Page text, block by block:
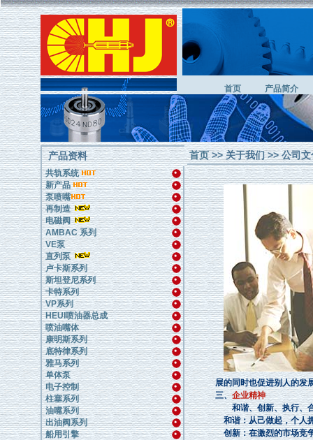
首页 产品简介
产品资料
共轨系统
新产品
泵喷嘴
再制造
电磁阀
AMBAC 系列
VE泵
直列泵
卢卡斯系列
斯坦登尼系列
卡特系列
VP系列
HEUI喷油器总成
喷油嘴体
康明斯系列
底特律系列
雅马系列
单体泵
电子控制
柱塞系列
油嘴系列
出油阀系列
船用引擎
首页 >> 关于我们 >> 公司文
展的同时也促进别人的发
三、企业精神
和谐、创新、执行、
和谐：从己做起，个人
创新：在激烈的市场竞争